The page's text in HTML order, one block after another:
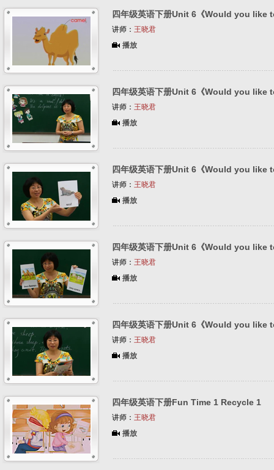
四年级英语下册Unit 6《Would you
讲师： 王晓君
播放
四年级英语下册Unit 6《Would you
讲师： 王晓君
播放
四年级英语下册Unit 6《Would you
讲师： 王晓君
播放
四年级英语下册Unit 6《Would you
讲师： 王晓君
播放
四年级英语下册Unit 6《Would you
讲师： 王晓君
播放
四年级英语下册Fun Time 1 Recycle 1
讲师： 王晓君
播放